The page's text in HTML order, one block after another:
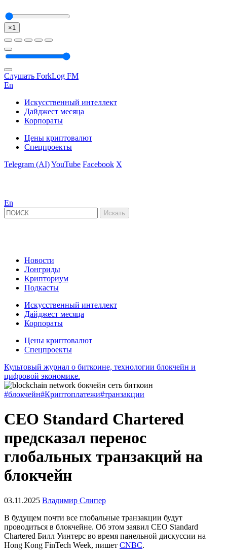
×1
Слушать ForkLog FM
En
Искусственный интеллект
Дайджест месяца
Корпораты
Цены криптовалют
Спецпроекты
Telegram (AI)YouTube Facebook X
En
Новости
Лонгриды
Крипториум
Подкасты
Искусственный интеллект
Дайджест месяца
Корпораты
Цены криптовалют
Спецпроекты
Культовый журнал о биткоине, технологии блокчейн и
цифровой экономике.
#блокчейн#Криптоплатежи#транзакции
CEO Standard Chartered
предсказал перенос
глобальных транзакций на
блокчейн
03.11.2025 Владимир Слипер
В будущем почти все глобальные транзакции будут
проводиться в блокчейне. Об этом заявил CEO Standard
Chartered Билл Уинтерс во время панельной дискуссии на
Hong Kong FinTech Week, пишет CNBC.